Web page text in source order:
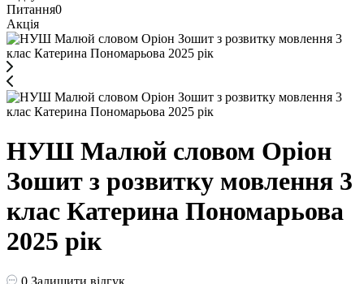
Питання0
Акція
НУШ Малюй словом Оріон
Зошит з розвитку мовлення 3
клас Катерина Пономарьова
2025 рік
0 Залишити відгук